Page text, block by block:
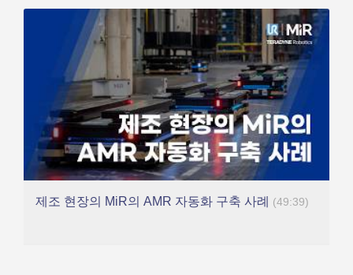
제조 현장의 MiR의 AMR 자동화 구축 사례 (49:39)